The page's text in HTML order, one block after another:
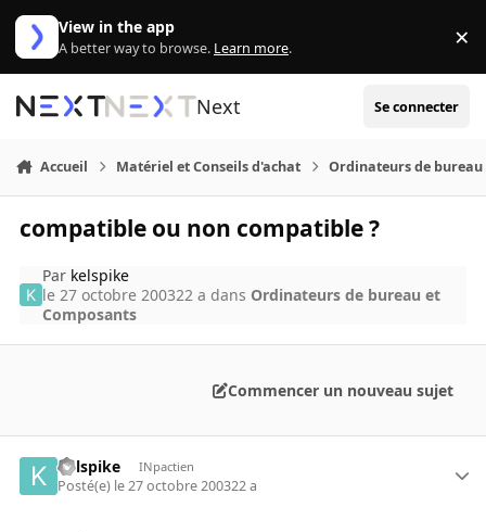
Aller au contenu
View in the app
A better way to browse. Learn more. ×
Next Se connecter
Accueil Matériel et Conseils d'achat Ordinateurs de bureau
compatible ou non compatible ?
Par kelspike
le 27 octobre 200322 a dans Ordinateurs de bureau et
Composants
Commencer un nouveau sujet
kelspike INpactien
Posté(e) le 27 octobre 200322 a